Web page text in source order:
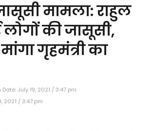
मामला: राहुल
की जासूसी,
गृहमंत्री का
Date: July 19, 2021 / 3:47 pm
2021 / 3:47 pm